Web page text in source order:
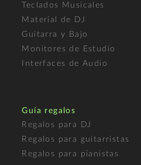
Teclados Musicales
Material de DJ
Guitarra y Bajo
Monitores de Estudio
Interfaces de Audio
Guía regalos
Regalos para DJ
Regalos para guitarristas
Regalos para pianistas